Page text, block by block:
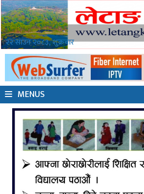
२२ साउन २०८३, शुक्रबार
MENUS